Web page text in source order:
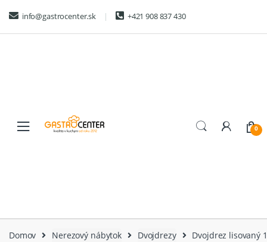
navigation
content
info@gastrocenter.sk +421 908 837 430
0
Domov Nerezový nábytok Dvojdrezy Dvojdrez lisovaný